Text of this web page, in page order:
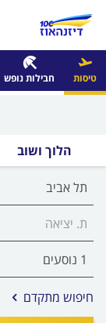
טיסות חבילות נופש
הלוך ושוב
חיפוש מתקדם